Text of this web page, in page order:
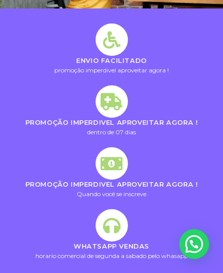
ENVIO FACILITADO
promoção imperdivel aproveitar agora !
PROMOÇÃO IMPERDIVEL APROVEITAR AGORA !
dentro de 07 dias
PROMOÇÃO IMPERDIVEL APROVEITAR AGORA !
Quando você se inscreve
WHATSAPP VENDAS
horario comercial de segunda a sabado pelo whasapp